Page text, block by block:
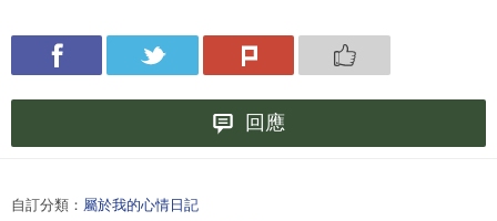
回應
自訂分類： 屬於我的心情日記